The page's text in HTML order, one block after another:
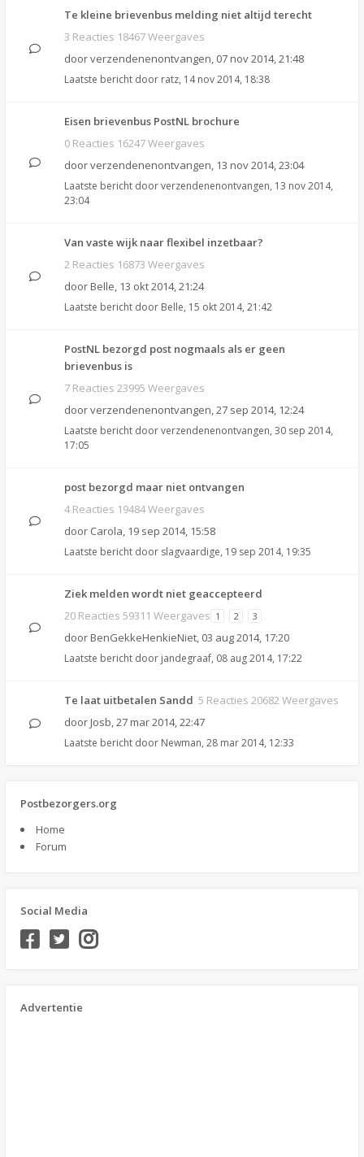
Te kleine brievenbus melding niet altijd terecht
3 Reacties 18467 Weergaves
doorverzendenenontvangen, 07 nov 2014, 21:48
Laatste bericht door ratz, 14 nov 2014, 18:38
Eisen brievenbus PostNL brochure
0 Reacties 16247 Weergaves
doorverzendenenontvangen, 13 nov 2014, 23:04
Laatste bericht doorverzendenenontvangen, 13 nov 2014,
23:04
Van vaste wijk naar flexibel inzetbaar?
2 Reacties 16873 Weergaves
door Belle, 13 okt 2014, 21:24
Laatste bericht door Belle, 15 okt 2014, 21:42
PostNL bezorgd post nogmaals als er geen
brievenbus is
7 Reacties 23995 Weergaves
doorverzendenenontvangen,27 sep 2014, 12:24
Laatste bericht doorverzendenenontvangen, 30 sep 2014,
17:05
post bezorgd maar niet ontvangen
4 Reacties 19484 Weergaves
door Carola, 19 sep 2014, 15:58
Laatste bericht door slagvaardige, 19 sep 2014, 19:35
Ziek melden wordt niet geaccepteerd
20 Reacties 59311 Weergaves 1 2 3
door BenGekkeHenkieNiet, 03 aug 2014, 17:20
Laatste bericht door jandegraaf, 08 aug 2014, 17:22
Te laat uitbetalen Sandd 5 Reacties 20682 Weergaves
door Josb,27 mar 2014, 22:47
Laatste bericht door Newman, 28 mar 2014, 12:33
Postbezorgers.org
Home
Forum
Social Media
Advertentie